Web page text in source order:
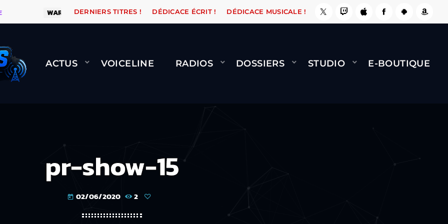
WARÉTRO ORANGE ROAD QUI PASSE, ÇA LE FAIT ! NAMI BERNARD MINET - FLY (GÉNÉRIQUE)
DERNIERS TITRES ! DÉDICACE ÉCRIT ! DÉDICACE MUSICALE !
ACTUS VOICELINE RADIOS DOSSIERS STUDIO E-BOUTIQUE
pr-show-15
today 02/06/2020 2